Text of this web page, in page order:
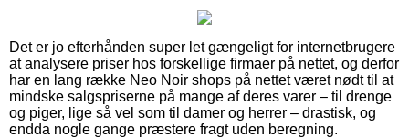
Det er jo efterhånden super let gængeligt for internetbrugere
at analysere priser hos forskellige firmaer på nettet, og derfor
har en lang række Neo Noir shops på nettet været nødt til at
mindske salgspriserne på mange af deres varer – til drenge
og piger, lige så vel som til damer og herrer – drastisk, og
endda nogle gange præstere fragt uden beregning.